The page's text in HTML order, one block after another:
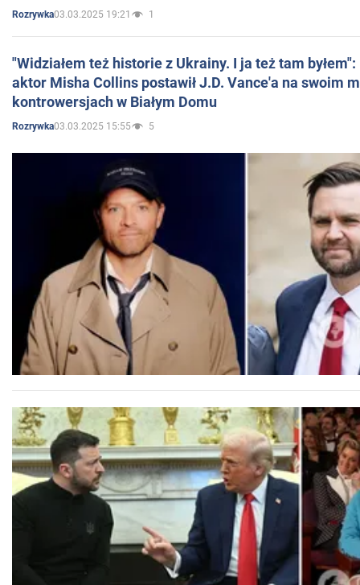
Rozrywka03.03.2025 19:21 1
"Widziałem też historie z Ukrainy. I ja też tam
aktor Misha Collins postawił J.D. Vance'a na swoim
kontrowersjach w Białym Domu
Rozrywka03.03.2025 15:55 5